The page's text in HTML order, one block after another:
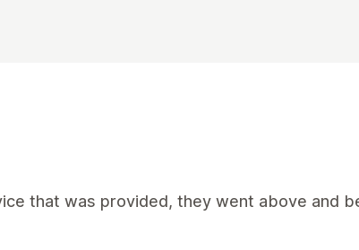
that was provided, they went above and